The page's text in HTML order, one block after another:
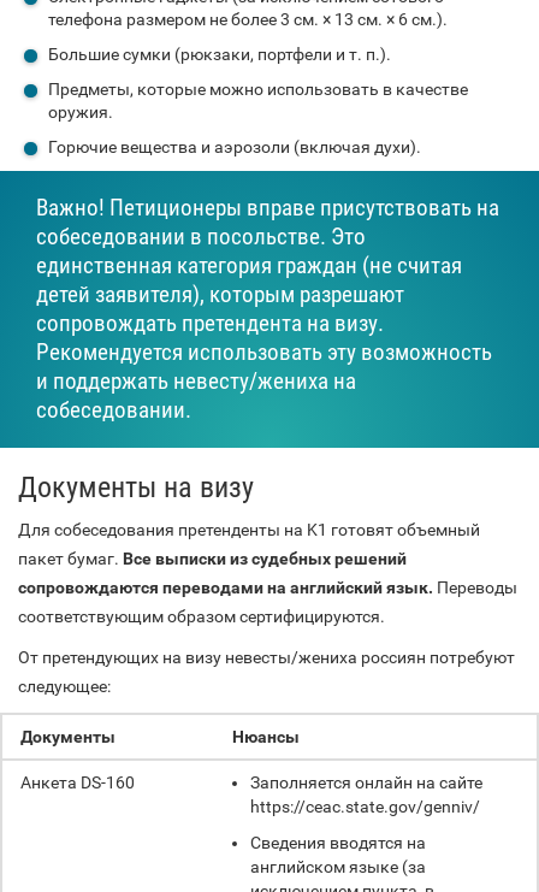
телефона размером не более 3 см. × 13 см. × 6 см.).
Большие сумки (рюкзаки, портфели и т. п.).
Предметы, которые можно использовать в качестве
оружия.
Горючие вещества и аэрозоли (включая духи).
Важно! Петиционеры вправе присутствовать на
собеседовании в посольстве. Это
единственная категория граждан (не считая
детей заявителя), которым разрешают
сопровождать претендента на визу.
Рекомендуется использовать эту возможность
и поддержать невесту/жениха на
собеседовании.
Документы на визу
Для собеседования претенденты на K1 готовят объемный
пакет бумаг. Все выписки из судебных решений
сопровождаются переводами на английский язык. Переводы
соответствующим образом сертифицируются.
От претендующих на визу невесты/жениха россиян потребуют
следующее:
Документы Нюансы
Анкета DS-160
Заполняется онлайн на сайте
https://ceac.state.gov/genniv/
Сведения вводятся на
английском языке (за